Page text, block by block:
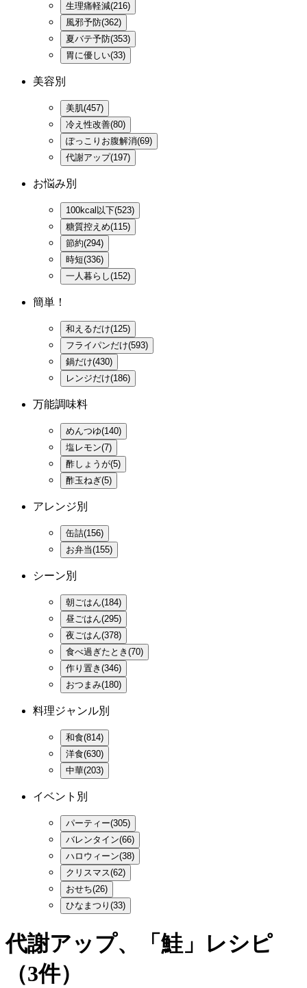
生理痛軽減(216)
風邪予防(362)
夏バテ予防(353)
胃に優しい(33)
美容別
美肌(457)
冷え性改善(80)
ぽっこりお腹解消(69)
代謝アップ(197)
お悩み別
100kcal以下(523)
糖質控えめ(115)
節約(294)
時短(336)
一人暮らし(152)
簡単！
和えるだけ(125)
フライパンだけ(593)
鍋だけ(430)
レンジだけ(186)
万能調味料
めんつゆ(140)
塩レモン(7)
酢しょうが(5)
酢玉ねぎ(5)
アレンジ別
缶詰(156)
お弁当(155)
シーン別
朝ごはん(184)
昼ごはん(295)
夜ごはん(378)
食べ過ぎたとき(70)
作り置き(346)
おつまみ(180)
料理ジャンル別
和食(814)
洋食(630)
中華(203)
イベント別
パーティー(305)
バレンタイン(66)
ハロウィーン(38)
クリスマス(62)
おせち(26)
ひなまつり(33)
代謝アップ、「鮭」レシピ
（3件）